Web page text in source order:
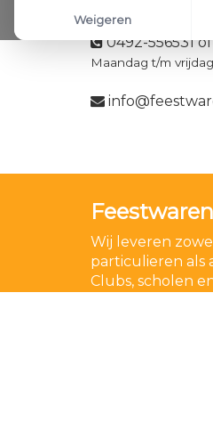
0492-556531
Maandag t/m
Wij leveren
particulieren als
Clubs, scholen
Weigeren